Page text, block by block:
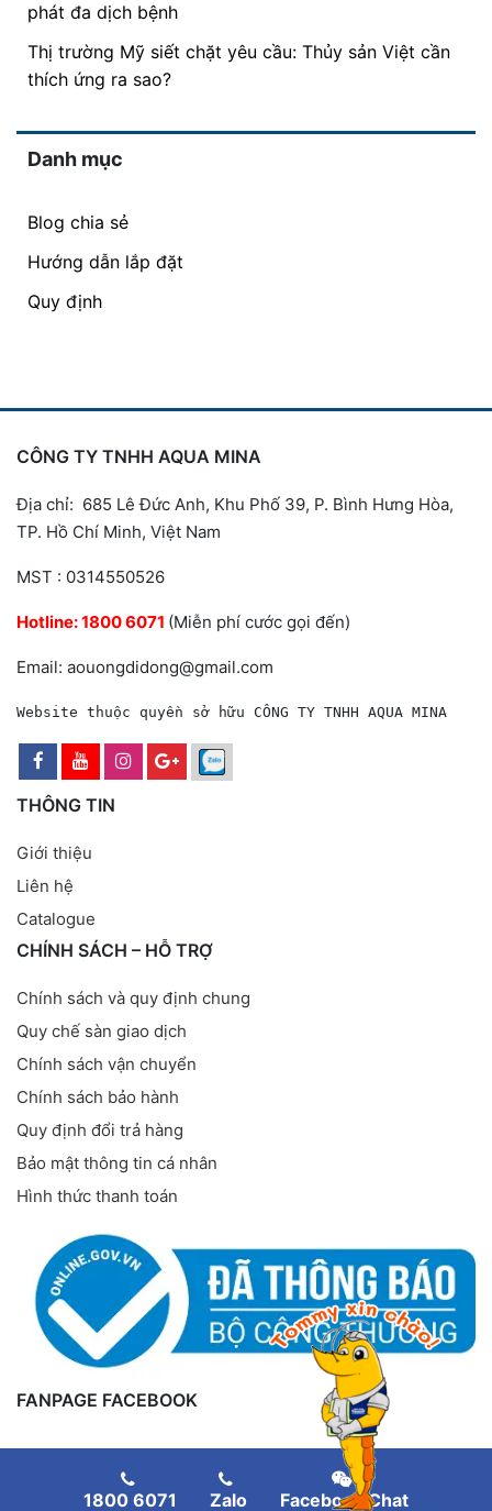
phát đa dịch bệnh
Thị trường Mỹ siết chặt yêu cầu: Thủy sản Việt cần
thích ứng ra sao?
Danh mục
Blog chia sẻ
Hướng dẫn lắp đặt
Quy định
CÔNG TY TNHH AQUA MINA
Địa chỉ: 685 Lê Đức Anh, Khu Phố 39, P. Bình Hưng Hòa,
TP. Hồ Chí Minh, Việt Nam
MST : 0314550526
Hotline:1800 6071 (Miễn phí cước gọi đến)
Email: aouongdidong@gmail.com
Website thuộc quyền sở hữu CÔNG TY TNHH AQUA MINA
THÔNG TIN
Giới thiệu
Liên hệ
Catalogue
CHÍNH SÁCH – HỖ TRỢ
Chính sách và quy định chung
Quy chế sàn giao dịch
Chính sách vận chuyển
Chính sách bảo hành
Quy định đổi trả hàng
Bảo mật thông tin cá nhân
Hình thức thanh toán
FANPAGE FACEBOOK
1800 6071 Zalo Facebook Chat